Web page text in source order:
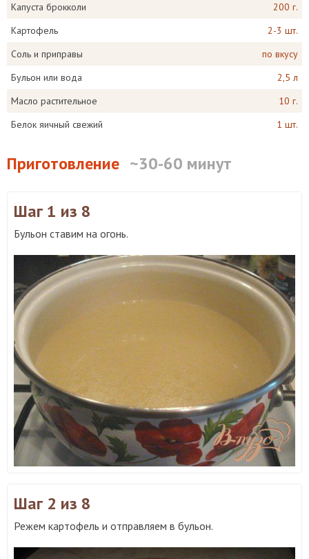
Капуста брокколи
200 г.
Картофель
2-3 шт.
Соль и приправы
по вкусу
Бульон или вода
2,5 л
Масло растительное
10 г.
Белок яичный свежий
1 шт.
Приготовление ~30-60 минут
Шаг 1 из 8
Бульон ставим на огонь.
Шаг 2 из 8
Режем картофель и отправляем в бульон.